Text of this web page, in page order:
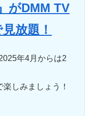
がDMM TV
放題！
年4月からは2
楽しみましょう！